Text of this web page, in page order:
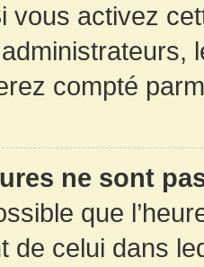
vous activez
compté
ne sont
que
de celui dans